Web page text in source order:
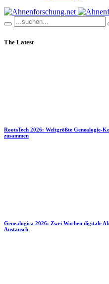
The Latest
RootsTech 2026: Weltgrößte Genealogie-
zusammen
Genealogica 2026: Zwei Wochen digitale
Austausch